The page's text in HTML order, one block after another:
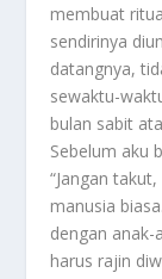
membuat
sendirinya
datangnya,
sewaktu-
bulan sabit
Sebelum aku
“Jangan
manusia
dengan anak-
harus rajin